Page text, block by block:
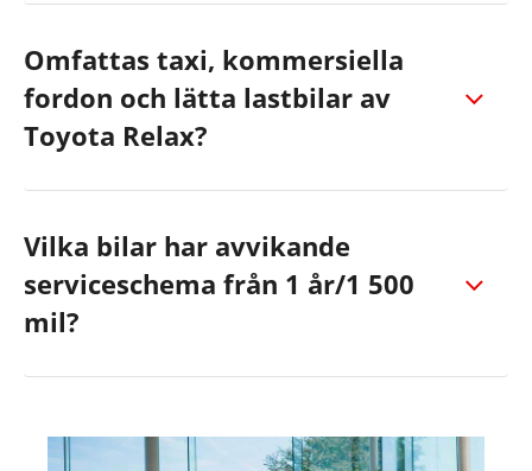
Omfattas taxi, kommersiella
fordon och lätta lastbilar av
Toyota Relax?
Vilka bilar har avvikande
serviceschema från 1 år/1 500
mil?